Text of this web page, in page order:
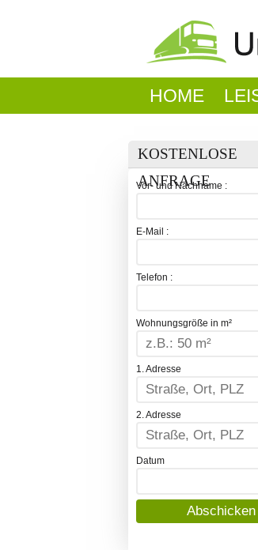
HOME
KOSTENLOSE
ANFRAGE
Vor- und Nachname :
E-Mail :
Telefon :
Wohnungsgröße in m²
1. Adresse
2. Adresse
Datum